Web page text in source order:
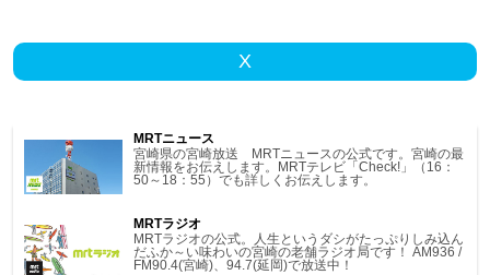
X
MRTニュース
宮崎県の宮崎放送 MRTニュースの公式です。宮崎の最
新情報をお伝えします。MRTテレビ「Check!」（16：
50～18：55）でも詳しくお伝えします。
MRTラジオ
MRTラジオの公式。人生というダシがたっぷりしみ込ん
だふか～い味わいの宮崎の老舗ラジオ局です！ AM936 /
FM90.4(宮崎)、94.7(延岡)で放送中！